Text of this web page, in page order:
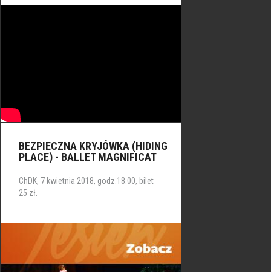
BEZPIECZNA KRYJÓWKA (HIDING
PLACE) - BALLET MAGNIFICAT
ChDK, 7 kwietnia 2018, godz.18.00, bilet
25 zł.